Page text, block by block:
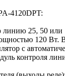
4120DPT:
линию 25, 50 или
120 Вт.
с
контроля